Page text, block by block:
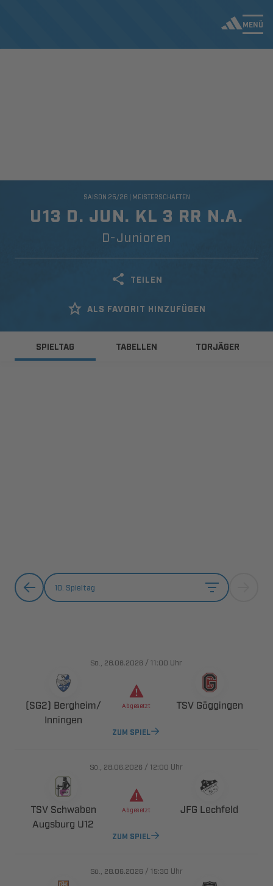
MENÜ
U13 D. JUN. KL 3 RR N.A.
D-Junioren
SAISON 25/26 | MEISTERSCHAFTEN
TEILEN
ALS FAVORIT HINZUFÜGEN
SPIELTAG TABELLEN TORJÄGER
10. Spieltag
.,  / Uhr
 ​

  
ZUM SPIEL
.,  / Uhr
 
 
  
ZUM SPIEL
.,  /  Uhr